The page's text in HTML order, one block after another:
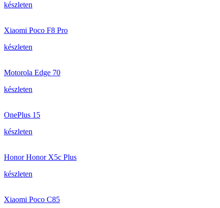
készleten
Xiaomi Poco F8 Pro
készleten
Motorola Edge 70
készleten
OnePlus 15
készleten
Honor Honor X5c Plus
készleten
Xiaomi Poco C85